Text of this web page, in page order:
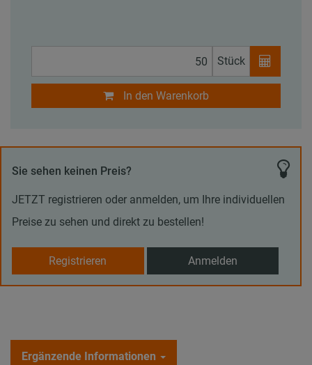
Stück
In den Warenkorb
Sie sehen keinen Preis?
JETZT registrieren oder anmelden, um Ihre individuellen
Preise zu sehen und direkt zu bestellen!
Registrieren Anmelden
Ergänzende Informationen